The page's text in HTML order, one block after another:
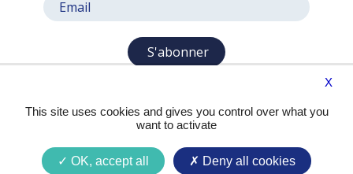
S'abonner
X
This site uses cookies and gives you control over what you
want to activate
OK, accept all Deny all cookies